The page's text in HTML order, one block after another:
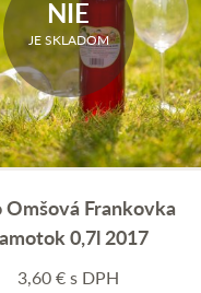
NIE
JE SKLADOM
Frankovka
0,7l 2017
3,60€s DPH